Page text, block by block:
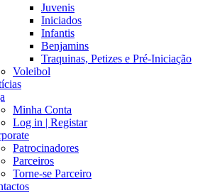
Juvenis
Iniciados
Infantis
Benjamins
Traquinas, Petizes e Pré-Iniciação
Voleibol
Minha Conta
Log in | Registar
Patrocinadores
Parceiros
Torne-se Parceiro